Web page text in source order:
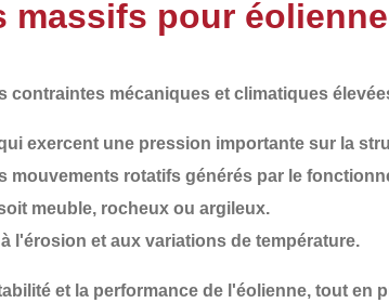
massifs pour
contraintes mécaniques et climatiques
exercent une pression importante sur la
mouvements rotatifs générés par le
meuble, rocheux ou argileux.
à l'érosion et aux variations de température.
et la performance de l'éolienne, tout en